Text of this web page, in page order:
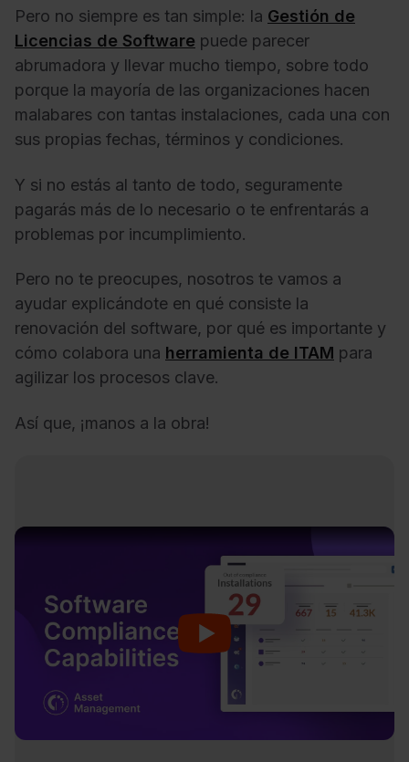
Pero no siempre es tan simple: la Gestión de
Licencias de Software puede parecer
abrumadora y llevar mucho tiempo, sobre todo
porque la mayoría de las organizaciones hacen
malabares con tantas instalaciones, cada una con
sus propias fechas, términos y condiciones.
Y si no estás al tanto de todo, seguramente
pagarás más de lo necesario o te enfrentarás a
problemas por incumplimiento.
Pero no te preocupes, nosotros te vamos a
ayudar explicándote en qué consiste la
renovación del software, por qué es importante y
cómo colabora una herramienta de ITAM para
agilizar los procesos clave.
Así que, ¡manos a la obra!